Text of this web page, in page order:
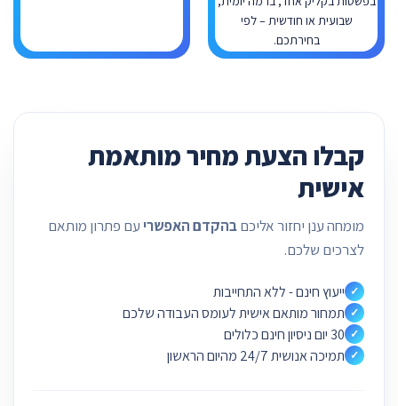
שבועית או חודשית – לפי
בחירתכם.
קבלו הצעת מחיר מותאמת
אישית
מומחה ענן יחזור אליכםבהקדם האפשרי עם פתרון מותאם
לצרכים שלכם.
✓ ייעוץ חינם - ללא התחייבות
✓ תמחור מותאם אישית לעומס העבודה שלכם
✓ 30 יום ניסיון חינם כלולים
✓ תמיכה אנושית 24/7 מהיום הראשון